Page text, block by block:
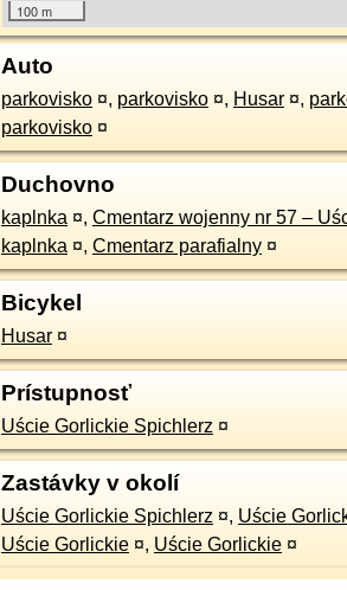
100 m
Auto
parkovisko ¤, parkovisko ¤, Husar ¤,
parkovisko ¤
Duchovno
kaplnka ¤, Cmentarz wojenny nr 57 –
kaplnka ¤, Cmentarz parafialny ¤
Bicykel
Husar ¤
Prístupnosť
Uście Gorlickie Spichlerz ¤
Zastávky v okolí
Uście Gorlickie Spichlerz ¤, Uście
Uście Gorlickie ¤, Uście Gorlickie ¤